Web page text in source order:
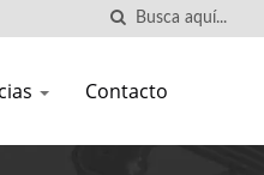
Contacto